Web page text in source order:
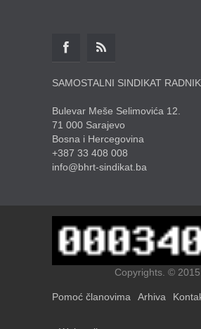
SAMOSTALNI SINDIKAT
Bulevar Meše Selimovića 12.
71 000 Sarajevo
Bosna i Hercegovina
+387 33 408 008
info@bhrt-sindikat.ba
Copyrights. © 2015
Pomoć članovima Arhiva